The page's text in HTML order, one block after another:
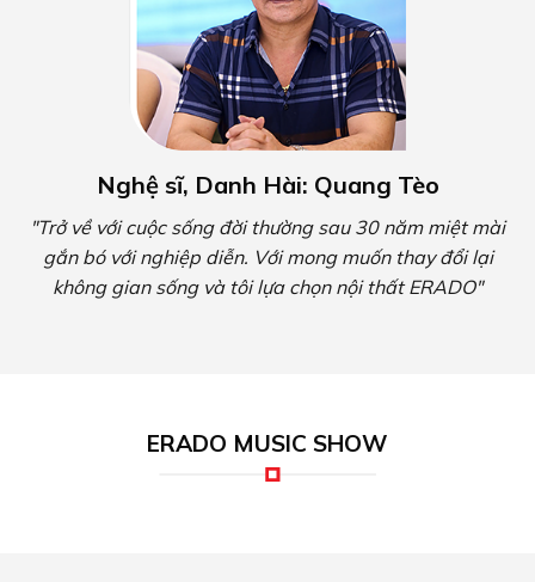
Nghệ sĩ, Danh Hài: Quang Tèo
"Trở về với cuộc sống đời thường sau 30 năm miệt mài
gắn bó với nghiệp diễn. Với mong muốn thay đổi lại
không gian sống và tôi lựa chọn nội thất ERADO"
ERADO MUSIC SHOW